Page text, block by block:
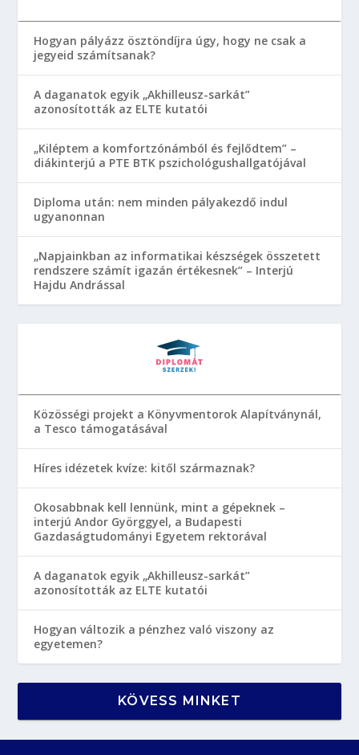
Hogyan pályázz ösztöndíjra úgy, hogy ne csak a
jegyeid számítsanak?
A daganatok egyik „Akhilleusz-sarkát”
azonosították az ELTE kutatói
„Kiléptem a komfortzónámból és fejlődtem” –
diákinterjú a PTE BTK pszichológushallgatójával
Diploma után: nem minden pályakezdő indul
ugyanonnan
„Napjainkban az informatikai készségek összetett
rendszere számít igazán értékesnek” – Interjú
Hajdu Andrással
Közösségi projekt a Könyvmentorok Alapítványnál,
a Tesco támogatásával
Híres idézetek kvíze: kitől származnak?
Okosabbnak kell lennünk, mint a gépeknek –
interjú Andor Györggyel, a Budapesti
Gazdaságtudományi Egyetem rektorával
A daganatok egyik „Akhilleusz-sarkát”
azonosították az ELTE kutatói
Hogyan változik a pénzhez való viszony az
egyetemen?
KÖVESS MINKET